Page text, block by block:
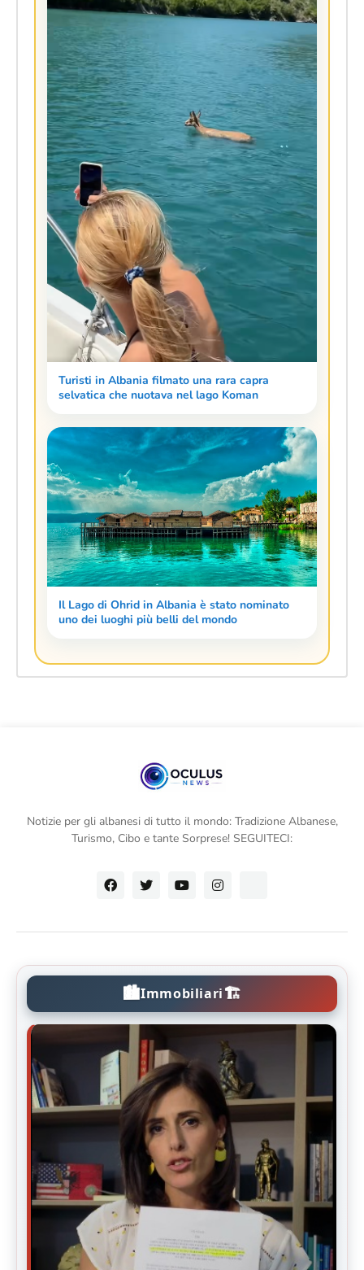
Turisti in Albania filmato una rara capra
selvatica che nuotava nel lago Koman
Il Lago di Ohrid in Albania è stato nominato
uno dei luoghi più belli del mondo
Notizie per gli albanesi di tutto il mondo: Tradizione Albanese,
Turismo, Cibo e tante Sorprese! SEGUITECI:
🏙️Immobiliari🏗️